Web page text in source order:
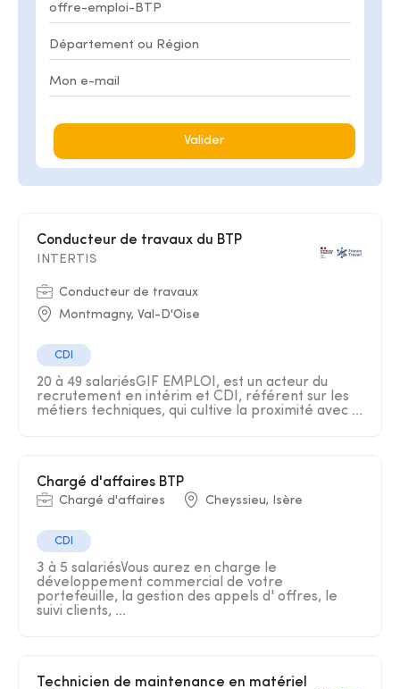
Valider
Conducteur de travaux du BTP
INTERTIS
Conducteur de travaux
Montmagny, Val-D'Oise
CDI
20 à 49 salariésGIF EMPLOI, est un acteur du
recrutement en intérim et CDI, référent sur les
métiers techniques, qui cultive la proximité avec ...
Chargé d'affaires BTP
Chargé d'affaires Cheyssieu, Isère
CDI
3 à 5 salariésVous aurez en charge le
développement commercial de votre
portefeuille, la gestion des appels d' offres, le
suivi clients, ...